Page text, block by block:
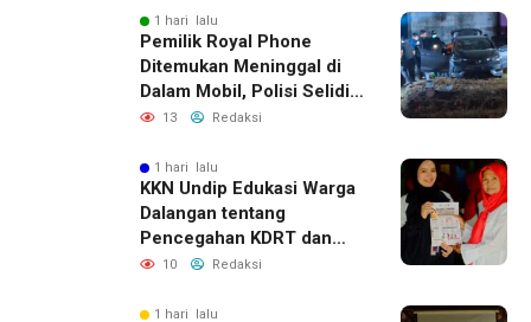
1 hari lalu
Pemilik Royal Phone
Ditemukan Meninggal di
Dalam Mobil, Polisi Selidiki
Dugaan Keterkaitan
13 Redaksi
1 hari lalu
KKN Undip Edukasi Warga
Dalangan tentang
Pencegahan KDRT dan
Komunikasi Keluarga
10 Redaksi
1 hari lalu